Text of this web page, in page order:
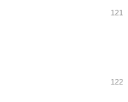
121
122